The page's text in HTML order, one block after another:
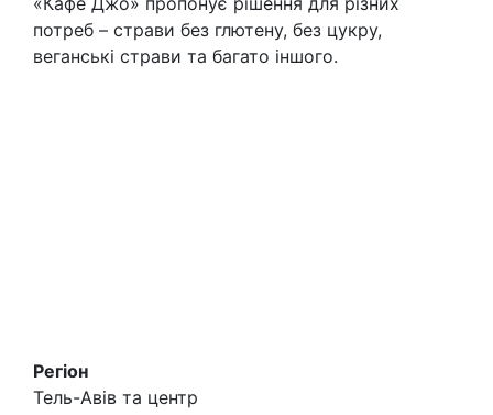
потреб – страви без глютену, без цукру,
веганські страви та багато іншого.
Регіон
Тель-Авів та центр